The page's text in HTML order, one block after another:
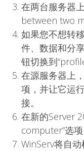
在两台服务器
between two
如果您不想转
件、数据和分
钮切换到
在源服务器上
项，并让它运
接。
在新的Server
computer”选项
WinServ将自